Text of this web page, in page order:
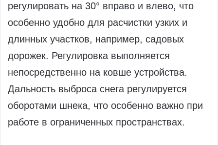
регулировать на 30° вправо и влево, что
особенно удобно для расчистки узких и
длинных участков, например, садовых
дорожек. Регулировка выполняется
непосредственно на ковше устройства.
Дальность выброса снега регулируется
оборотами шнека, что особенно важно при
работе в ограниченных пространствах.